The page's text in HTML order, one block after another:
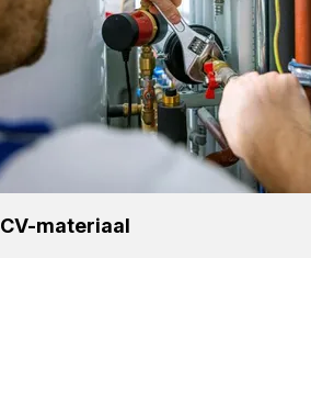
CV-mate­ri­aal